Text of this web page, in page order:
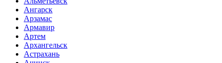
Ангарск
Арзамас
Армавир
Артем
Архангельск
Астрахань